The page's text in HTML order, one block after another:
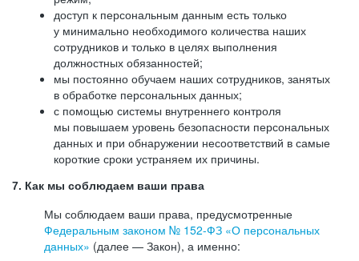
доступ к персональным данным есть только
у минимально необходимого количества наших
сотрудников и только в целях выполнения
должностных обязанностей;
мы постоянно обучаем наших сотрудников, занятых
в обработке персональных данных;
с помощью системы внутреннего контроля
мы повышаем уровень безопасности персональных
данных и при обнаружении несоответствий в самые
короткие сроки устраняем их причины.
7. Как мы соблюдаем ваши права
Мы соблюдаем ваши права, предусмотренные
Федеральным законом № 152-ФЗ «О персональных
данных» (далее — Закон), а именно: